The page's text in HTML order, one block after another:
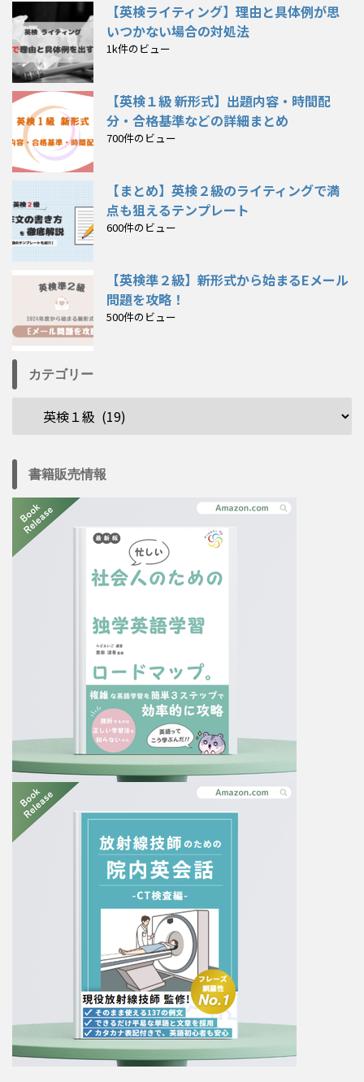
【英検ライティング】理由と具体例が思
いつかない場合の対処法
1k件のビュー
【英検１級 新形式】出題内容・時間配
分・合格基準などの詳細まとめ
700件のビュー
【まとめ】英検２級のライティングで満
点も狙えるテンプレート
600件のビュー
【英検準２級】新形式から始まるEメール
問題を攻略！
500件のビュー
カテゴリー
書籍販売情報